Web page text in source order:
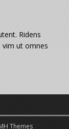
Ridens
vim ut omnes
Themes